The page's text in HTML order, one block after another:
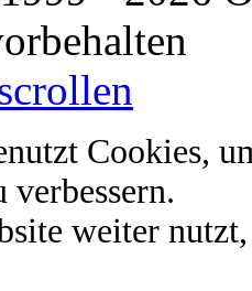
Cookies,
weiter